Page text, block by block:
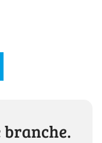
branche.